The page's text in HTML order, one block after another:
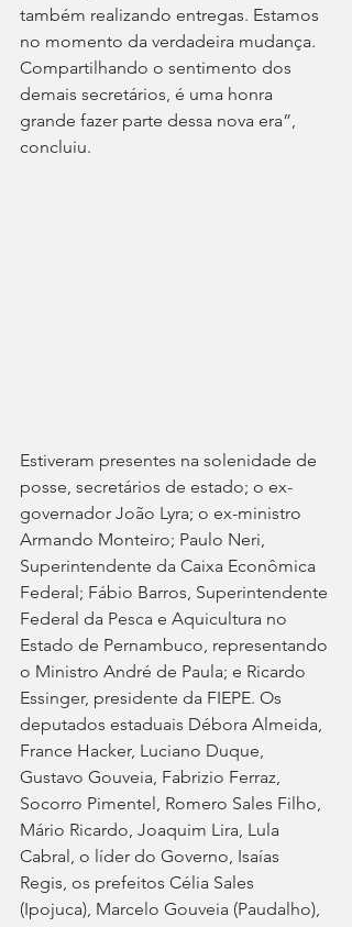
também realizando entregas. Estamos
no momento da verdadeira mudança.
Compartilhando o sentimento dos
demais secretários, é uma honra
grande fazer parte dessa nova era”,
concluiu.
Estiveram presentes na solenidade de
posse, secretários de estado; o ex-
governador João Lyra; o ex-ministro
Armando Monteiro; Paulo Neri,
Superintendente da Caixa Econômica
Federal; Fábio Barros, Superintendente
Federal da Pesca e Aquicultura no
Estado de Pernambuco, representando
o Ministro André de Paula; e Ricardo
Essinger, presidente da FIEPE. Os
deputados estaduais Débora Almeida,
France Hacker, Luciano Duque,
Gustavo Gouveia, Fabrizio Ferraz,
Socorro Pimentel, Romero Sales Filho,
Mário Ricardo, Joaquim Lira, Lula
Cabral, o líder do Governo, Isaías
Regis, os prefeitos Célia Sales
(Ipojuca), Marcelo Gouveia (Paudalho),